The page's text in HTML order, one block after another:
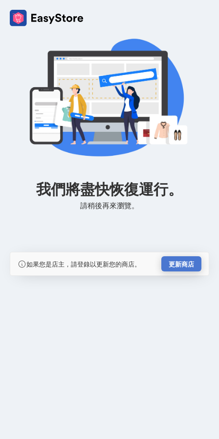
我們將盡快恢復運行。
請稍後再來瀏覽。
如果您是店主，請登錄以更新您的商店。 更新商店